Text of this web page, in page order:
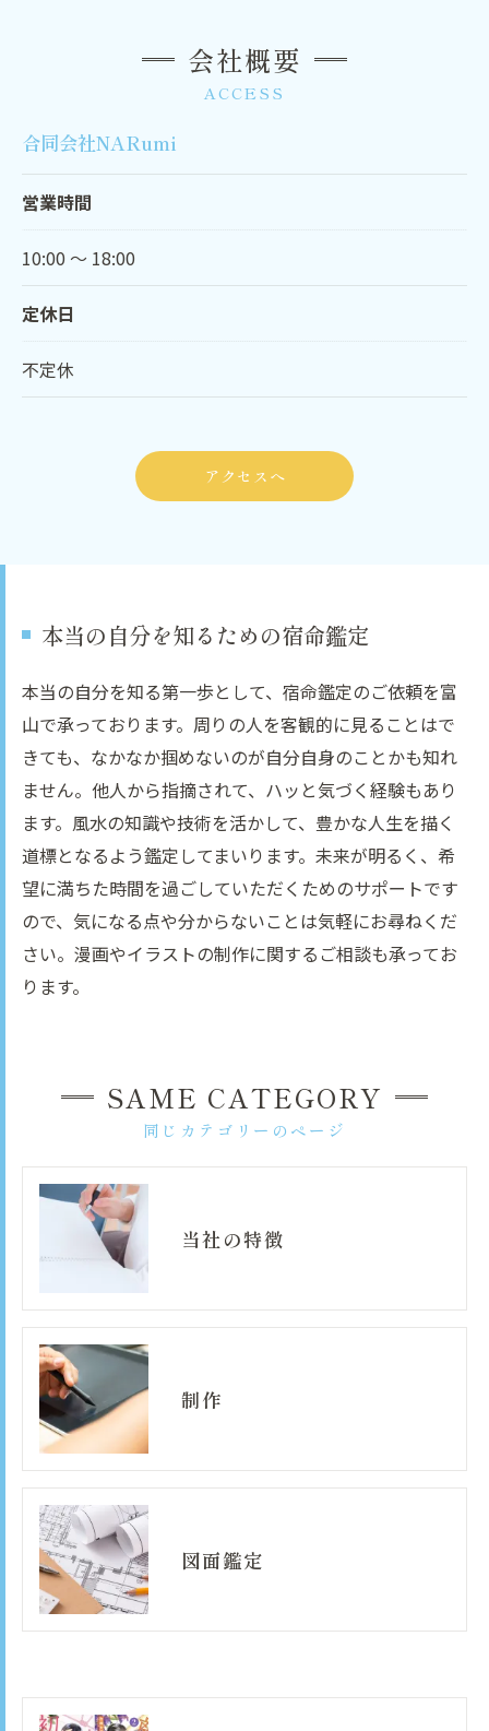
会社概要
ACCESS
合同会社NARumi
営業時間
10:00 〜 18:00
定休日
不定休
アクセスへ
本当の自分を知るための宿命鑑定
本当の自分を知る第一歩として、宿命鑑定のご依頼を富
山で承っております。周りの人を客観的に見ることはで
きても、なかなか掴めないのが自分自身のことかも知れ
ません。他人から指摘されて、ハッと気づく経験もあり
ます。風水の知識や技術を活かして、豊かな人生を描く
道標となるよう鑑定してまいります。未来が明るく、希
望に満ちた時間を過ごしていただくためのサポートです
ので、気になる点や分からないことは気軽にお尋ねくだ
さい。漫画やイラストの制作に関するご相談も承ってお
ります。
同じカテゴリーのページ
SAME CATEGORY
当社の特徴
制作
図面鑑定